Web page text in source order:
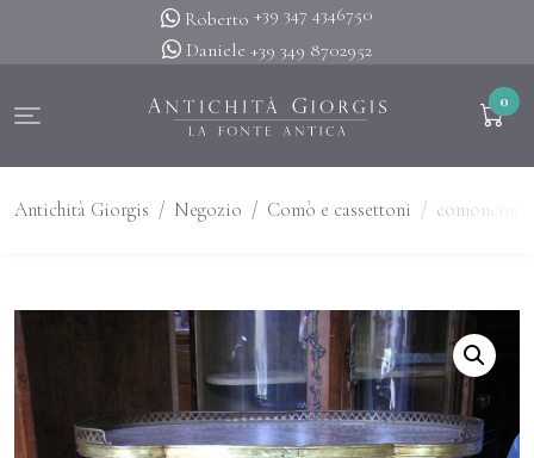
Roberto +39 347 4346750
Daniele +39 349 8702952
0
Antichità Giorgis Negozio Comò e cassettoni comoncino